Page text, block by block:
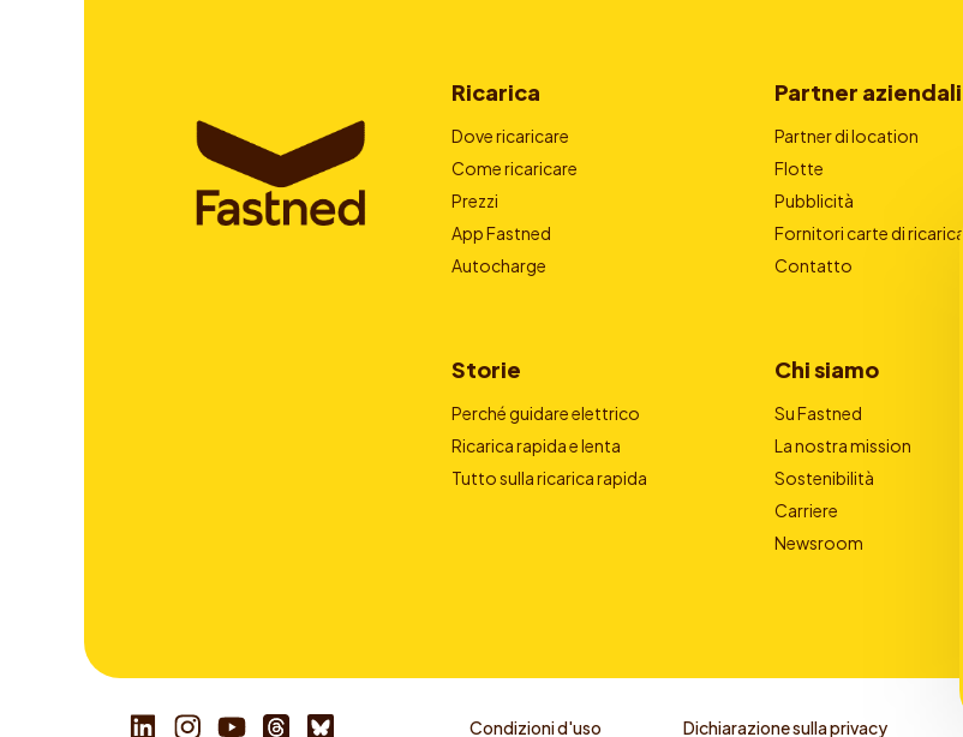
Ricarica
Dove ricaricare
Come ricaricare
Prezzi
App Fastned
Autocharge
Partner aziendali
Partner di location
Flotte
Pubblicità
Fornitori carte di ricarica
Contatto
Storie
Perché guidare elettrico
Ricarica rapida e lenta
Tutto sulla ricarica rapida
Chi siamo
Su Fastned
La nostra mission
Sostenibilità
Carriere
Newsroom
Condizioni d'uso Dichiarazione sulla privacy